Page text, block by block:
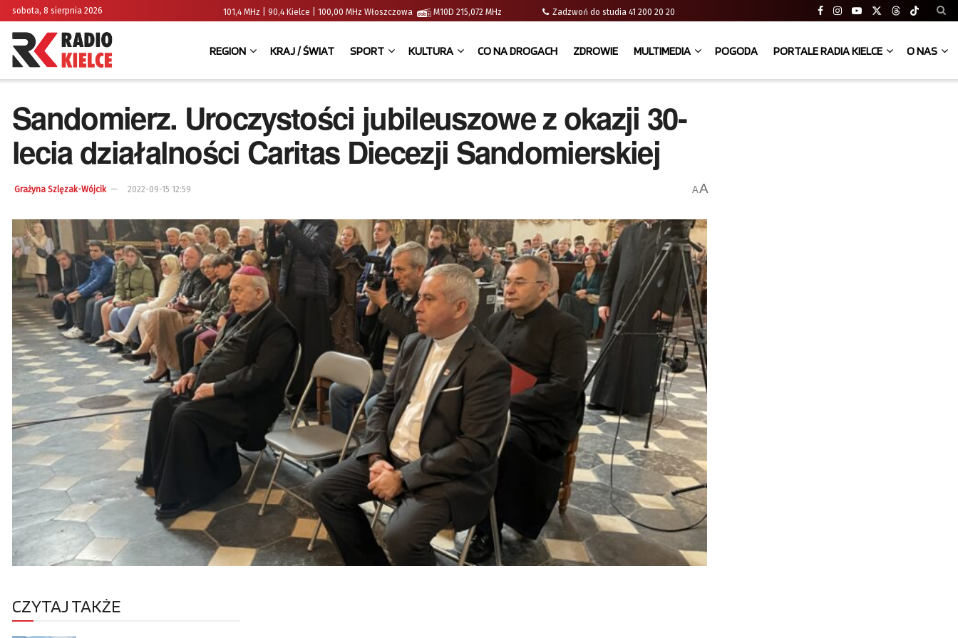
sobota, 8 sierpnia 2026 101,4 MHz | 90,4 Kielce | 100,00 MHz Włoszczowa M10D 215,072 MHz Zadzwoń do studia 41 200 20 20
REGION KRAJ / ŚWIAT SPORT KULTURA CO NA DROGACH ZDROWIE MULTIMEDIA POGODA PORTALE RADIA KIELCE O NAS
Sandomierz. Uroczystości jubileuszowe z okazji 30-
lecia działalności Caritas Diecezji Sandomierskiej
Grażyna Szlęzak-Wójcik 2022-09-15 12:59 AA
CZYTAJ TAKŻE